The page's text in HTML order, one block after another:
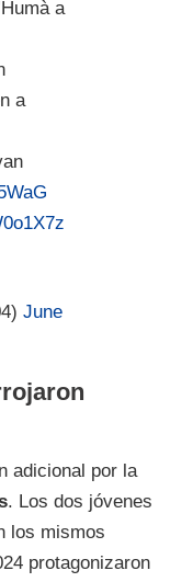
a
a
June
adicional por la
. Los dos jóvenes
los mismos
protagonizaron